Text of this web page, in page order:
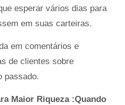
esperar vários dias para
em suas carteiras.
em comentários e
de clientes sobre
passado.
Maior Riqueza :Quando